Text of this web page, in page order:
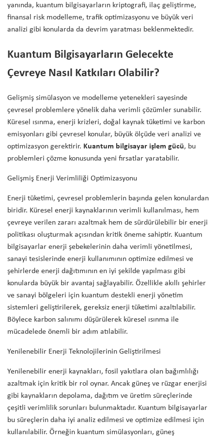
yanında, kuantum bilgisayarların kriptografi, ilaç geliştirme,
finansal risk modelleme, trafik optimizasyonu ve büyük veri
analizi gibi konularda da devrim yaratması beklenmektedir.
Kuantum Bilgisayarların Gelecekte
Çevreye Nasıl Katkıları Olabilir?
Gelişmiş simülasyon ve modelleme yetenekleri sayesinde
çevresel problemlere yönelik daha verimli çözümler sunabilir.
Küresel ısınma, enerji krizleri, doğal kaynak tüketimi ve karbon
emisyonları gibi çevresel konular, büyük ölçüde veri analizi ve
optimizasyon gerektirir. Kuantum bilgisayar işlem gücü, bu
problemleri çözme konusunda yeni fırsatlar yaratabilir.
Gelişmiş Enerji Verimliliği Optimizasyonu
Enerji tüketimi, çevresel problemlerin başında gelen konulardan
biridir. Küresel enerji kaynaklarının verimli kullanılması, hem
çevreye verilen zararı azaltmak hem de sürdürülebilir bir enerji
politikası oluşturmak açısından kritik öneme sahiptir. Kuantum
bilgisayarlar enerji şebekelerinin daha verimli yönetilmesi,
sanayi tesislerinde enerji kullanımının optimize edilmesi ve
şehirlerde enerji dağıtımının en iyi şekilde yapılması gibi
konularda büyük bir avantaj sağlayabilir. Özellikle akıllı şehirler
ve sanayi bölgeleri için kuantum destekli enerji yönetim
sistemleri geliştirilerek, gereksiz enerji tüketimi azaltılabilir.
Böylece karbon salınımı düşürülerek küresel ısınma ile
mücadelede önemli bir adım atılabilir.
Yenilenebilir Enerji Teknolojilerinin Geliştirilmesi
Yenilenebilir enerji kaynakları, fosil yakıtlara olan bağımlılığı
azaltmak için kritik bir rol oynar. Ancak güneş ve rüzgar enerjisi
gibi kaynakların depolama, dağıtım ve üretim süreçlerinde
çeşitli verimlilik sorunları bulunmaktadır. Kuantum bilgisayarlar
bu süreçlerin daha iyi analiz edilmesi ve optimize edilmesi için
kullanılabilir. Örneğin kuantum simülasyonları, güneş